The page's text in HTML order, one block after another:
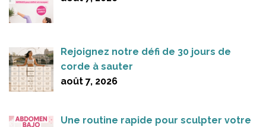
Rejoignez notre défi de 30 jours de
corde à sauter
août 7, 2026
Une routine rapide pour sculpter votre